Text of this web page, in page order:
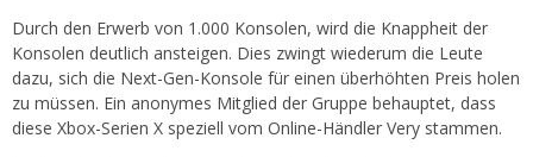
Durch den Erwerb von 1.000 Konsolen, wird die Knappheit der
Konsolen deutlich ansteigen. Dies zwingt wiederum die Leute
dazu, sich die Next-Gen-Konsole für einen überhöhten Preis holen
zu müssen. Ein anonymes Mitglied der Gruppe behauptet, dass
diese Xbox-Serien X speziell vom Online-Händler Very stammen.